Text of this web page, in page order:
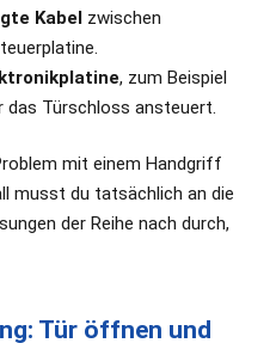
Kabel zwischen
, zum Beispiel
das Türschloss ansteuert.
mit einem Handgriff
musst du tatsächlich an die
der Reihe nach durch,
Tür öffnen und